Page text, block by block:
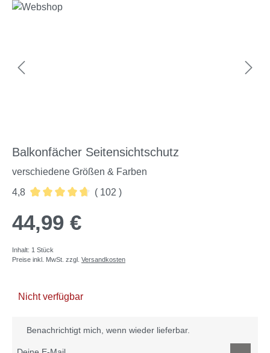
Bildergalerie überspringen
Balkonfächer Seitensichtschutz
verschiedene Größen & Farben
4,8
( 102 )
44,99 €
Inhalt: 1 Stück
Preise inkl. MwSt. zzgl. Versandkosten
Nicht verfügbar
Benachrichtigt mich, wenn wieder lieferbar.
Deine E-Mail